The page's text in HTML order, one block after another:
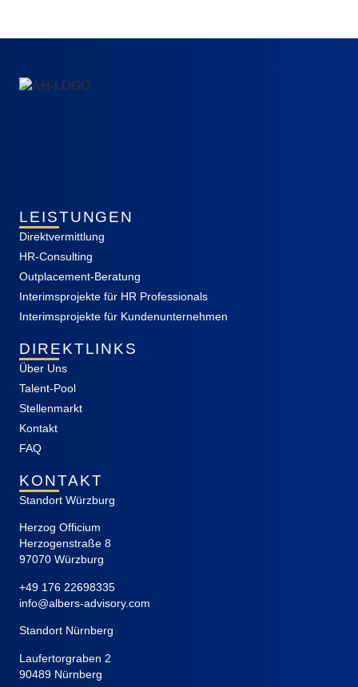
LEISTUNGEN
Direktvermittlung
HR-Consulting
Outplacement-Beratung
Interimsprojekte für HR Professionals
Interimsprojekte für Kundenunternehmen
DIREKTLINKS
Über Uns
Talent-Pool
Stellenmarkt
Kontakt
FAQ
KONTAKT
Standort Würzburg
Herzog Officium
Herzogenstraße 8
97070 Würzburg
+49 176 22698335
info@albers-advisory.com
Standort Nürnberg
Laufertorgraben 2
90489 Nürnberg